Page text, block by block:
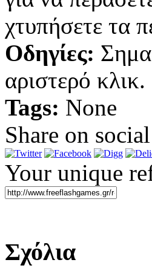
χτυπήσετε τα
Οδηγίες:
αριστερό κλικ.
Tags: None
Share on
Your unique
Σχόλια